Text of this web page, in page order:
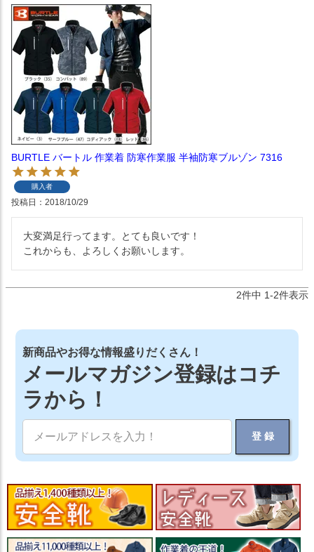
BURTLE バートル 作業着 防寒作業服 半袖防寒ブルゾン 7316
購入者
投稿日 2018/10/29
大変満足行ってます。とても良いです！
これからも、よろしくお願いします。
2件中 1-2件表示
新商品やお得な情報盛りだくさん！
メールマガジン登録はコチ
ラから！